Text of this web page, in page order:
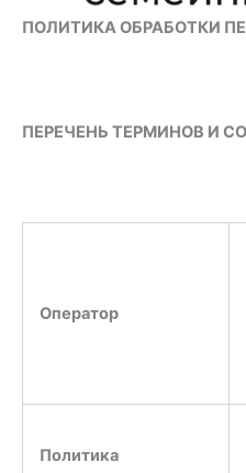
ПОЛИТИКА ОБРАБОТКИ
ПЕРЕЧЕНЬ ТЕРМИНОВ И
Оператор
Политика